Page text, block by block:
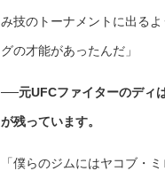
み技のトーナメントに出る
グの才能があったんだ」
──元UFCファイターのディ
が残っています。
「僕らのジムにはヤコブ・